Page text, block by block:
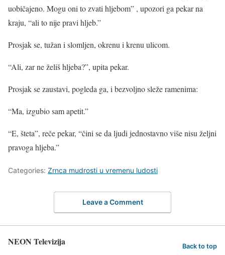
uobičajeno. Mogu oni to zvati hljebom” , upozori ga pekar na
kraju, “ali to nije pravi hljeb.”
Prosjak se, tužan i slomljen, okrenu i krenu ulicom.
“Ali, zar ne želiš hljeba?”, upita pekar.
Prosjak se zaustavi, pogleda ga, i bezvoljno sleže ramenima:
“Ma, izgubio sam apetit.”
“E, šteta”, reče pekar, “čini se da ljudi jednostavno više nisu željni
pravoga hljeba.”
Categories: Zrnca mudrosti u vremenu ludosti
Leave a Comment
NEON Televizija Back to top